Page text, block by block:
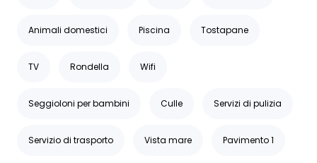
Animali domestici Piscina Tostapane
TV Rondella Wifi
Seggioloni per bambini Culle Servizi di pulizia
Servizio di trasporto Vista mare Pavimento 1